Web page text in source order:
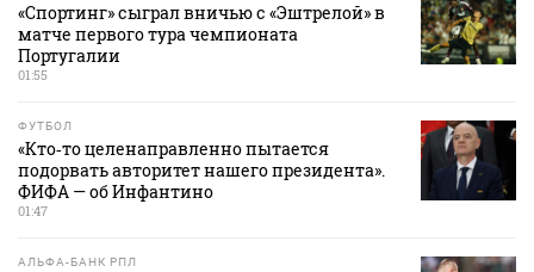
«Спортинг» сыграл вничью с «Эштрелой» в
матче первого тура чемпионата
Португалии
01:55
ФУТБОЛ
«Кто‑то целенаправленно пытается
подорвать авторитет нашего президента».
ФИФА — об Инфантино
01:47
АЛЬФА-БАНК РПЛ